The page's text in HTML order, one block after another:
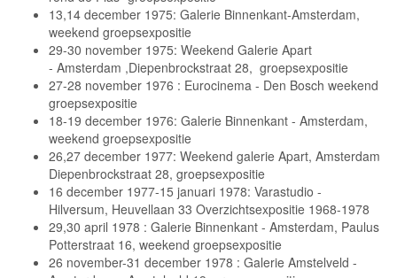
13,14 december 1975: Galerie Binnenkant-Amsterdam,
weekend groepsexpositie
29-30 november 1975: Weekend Galerie Apart
- Amsterdam ,Diepenbrockstraat 28, groepsexpositie
27-28 november 1976 : Eurocinema - Den Bosch weekend
groepsexpositie
18-19 december 1976: Galerie Binnenkant - Amsterdam,
weekend groepsexpositie
26,27 december 1977: Weekend galerie Apart, Amsterdam
Diepenbrockstraat 28, groepsexpositie
16 december 1977-15 januari 1978: Varastudio -
Hilversum, Heuvellaan 33 Overzichtsexpositie 1968-1978
29,30 april 1978 : Galerie Binnenkant - Amsterdam, Paulus
Potterstraat 16, weekend groepsexpositie
26 november-31 december 1978 : Galerie Amstelveld -